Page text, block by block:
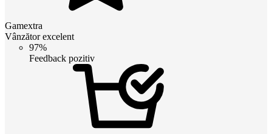
Gamextra
Vânzător excelent
97%
Feedback pozitiv